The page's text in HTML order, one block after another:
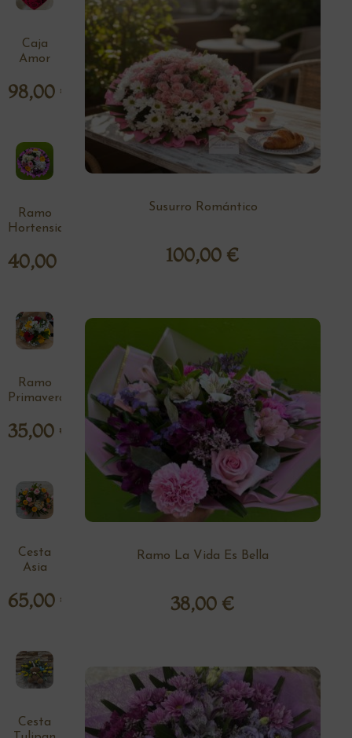
Susurro Romántico
100,00 €
Caja
Amor
98,00 €
Ramo La Vida Es Bella
38,00 €
Ramo
Hortensia
40,00
Ramo
Primavera
35,00 €
Cesta
Asia
65,00 €
Cesta